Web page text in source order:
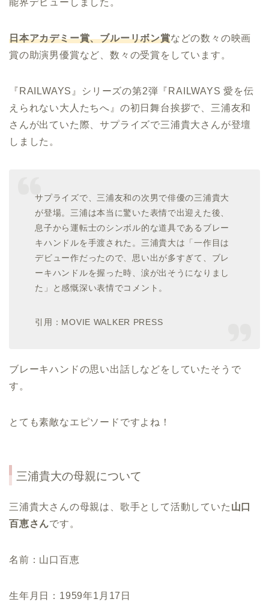
能界デビューしました。
日本アカデミー賞、ブルーリボン賞などの数々の映画
賞の助演男優賞など、数々の受賞をしています。
『RAILWAYS』シリーズの第2弾『RAILWAYS 愛を伝
えられない大人たちへ』の初日舞台挨拶で、三浦友和
さんが出ていた際、サプライズで三浦貴大さんが登壇
しました。
サプライズで、三浦友和の次男で俳優の三浦貴大
が登場。三浦は本当に驚いた表情で出迎えた後、
息子から運転士のシンボル的な道具であるブレー
キハンドルを手渡された。三浦貴大は「一作目は
デビュー作だったので、思い出が多すぎて、ブレ
ーキハンドルを握った時、涙が出そうになりまし
た」と感慨深い表情でコメント。
引用：MOVIE WALKER PRESS
ブレーキハンドの思い出話しなどをしていたそうで
す。
とても素敵なエピソードですよね！
三浦貴大の母親について
三浦貴大さんの母親は、歌手として活動していた 山口
百恵さんです。
名前：山口百恵
生年月日：1959年1月17日